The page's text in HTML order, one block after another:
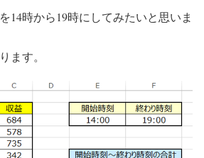
14時から19時にしてみたいと思いま
ます。